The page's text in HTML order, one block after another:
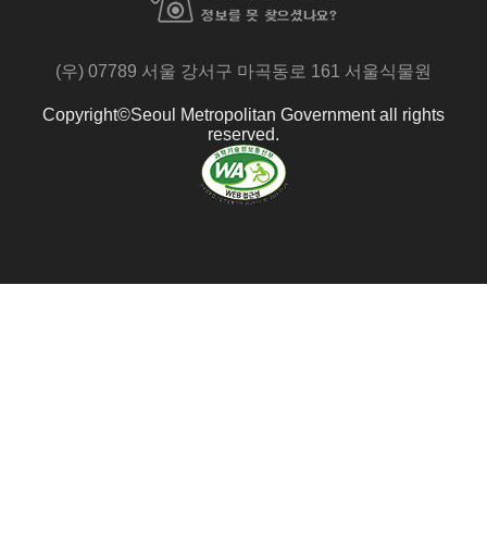
페
로
동
이
이
이
이
(우) 07789 서울 강서구 마곡동로 161 서울식물원
Copyright©Seoul Metropolitan Government all rights
reserved.